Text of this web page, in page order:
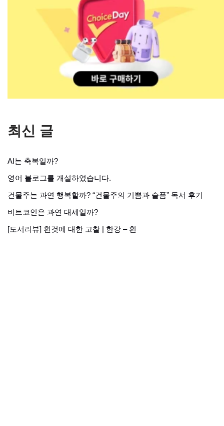
최신 글
AI는 축복일까?
영어 블로그를 개설하였습니다.
건물주는 과연 행복할까? “건물주의 기쁨과 슬픔” 독서 후기
비트코인은 과연 대세일까?
[도서리뷰] 흰것에 대한 고찰 | 한강 – 흰